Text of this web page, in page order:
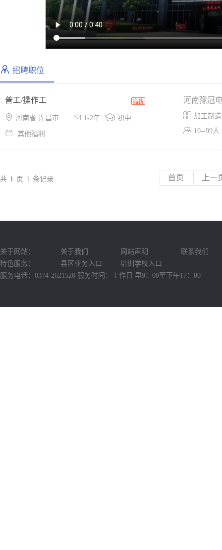
招聘职位
普工/操作工
 河南省 许昌市 示范区  1-2年  初中
 其他福利
河南豫冠
 加工制
 10--99人
共 1 页 1 条记录 首页 上一
关于网站： 关于我们 网站声明
联系我们
特色服务：
县区业务入口
培训学校入口
服务电话：0374-2621520 服务时间：工作日 早9：00至下午17：00